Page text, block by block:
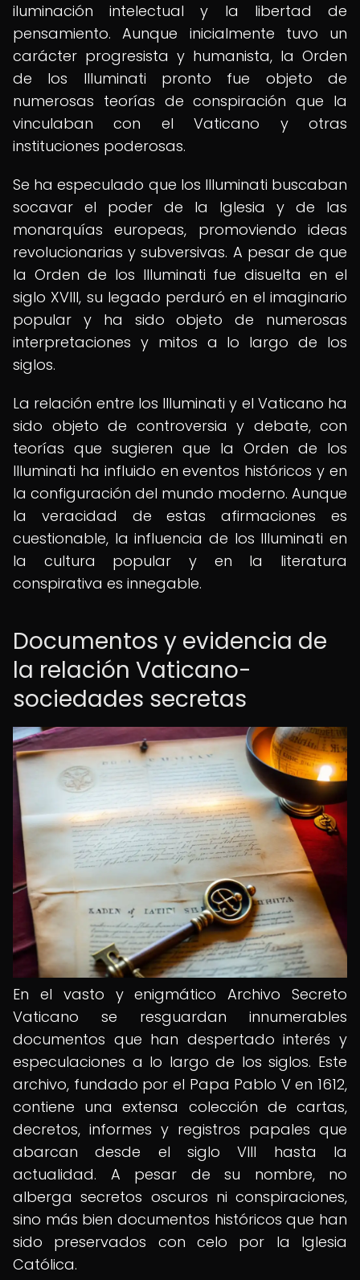
iluminación intelectual y la libertad de
pensamiento. Aunque inicialmente tuvo un
carácter progresista y humanista, la Orden
de los Illuminati pronto fue objeto de
numerosas teorías de conspiración que la
vinculaban con el Vaticano y otras
instituciones poderosas.
Se ha especulado que los Illuminati buscaban
socavar el poder de la Iglesia y de las
monarquías europeas, promoviendo ideas
revolucionarias y subversivas. A pesar de que
la Orden de los Illuminati fue disuelta en el
siglo XVIII, su legado perduró en el imaginario
popular y ha sido objeto de numerosas
interpretaciones y mitos a lo largo de los
siglos.
La relación entre los Illuminati y el Vaticano ha
sido objeto de controversia y debate, con
teorías que sugieren que la Orden de los
Illuminati ha influido en eventos históricos y en
la configuración del mundo moderno. Aunque
la veracidad de estas afirmaciones es
cuestionable, la influencia de los Illuminati en
la cultura popular y en la literatura
conspirativa es innegable.
Documentos y evidencia de
la relación Vaticano-
sociedades secretas
En el vasto y enigmático Archivo Secreto
Vaticano se resguardan innumerables
documentos que han despertado interés y
especulaciones a lo largo de los siglos. Este
archivo, fundado por el Papa Pablo V en 1612,
contiene una extensa colección de cartas,
decretos, informes y registros papales que
abarcan desde el siglo VIII hasta la
actualidad. A pesar de su nombre, no
alberga secretos oscuros ni conspiraciones,
sino más bien documentos históricos que han
sido preservados con celo por la Iglesia
Católica.